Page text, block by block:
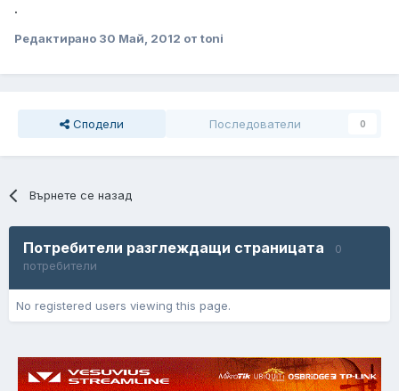
.
Редактирано 30 Май, 2012 от toni
Сподели Последователи 0
Върнете се назад
Потребители разглеждащи страницата
0
потребители
No registered users viewing this page.